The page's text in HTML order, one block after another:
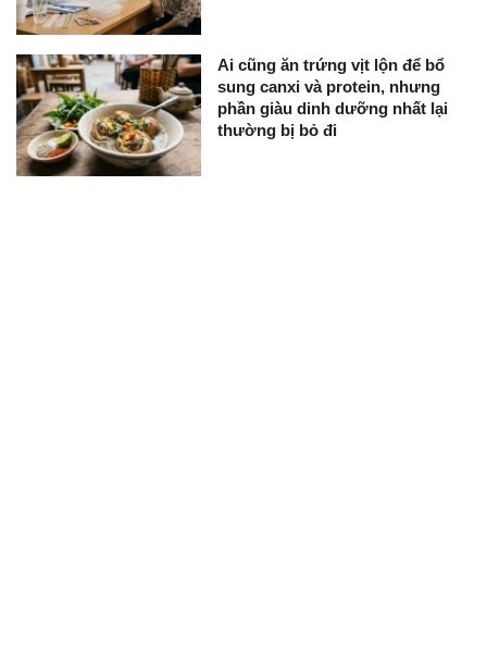
Ai cũng ăn trứng vịt lộn để bổ
sung canxi và protein, nhưng
phần giàu dinh dưỡng nhất lại
thường bị bỏ đi